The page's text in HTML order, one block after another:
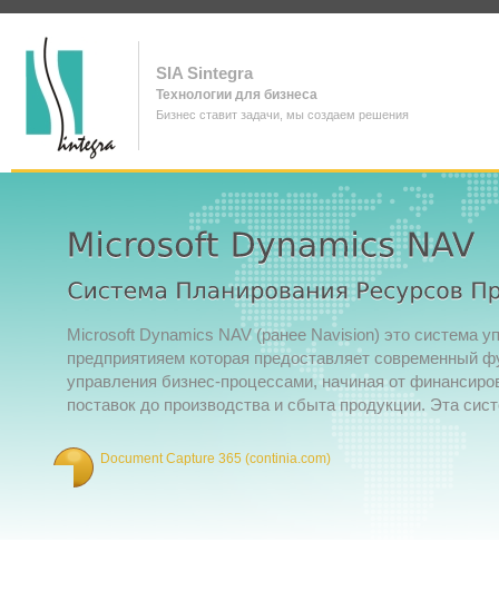
SIA Sintegra
Технологии для бизнеса
Бизнес ставит задачи, мы создаем решения
Microsoft Dynamics NAV (ранее Navision) это система
предприятияем которая предоставляет современный
управления бизнес-процессами, начиная от
поставок до производства и сбыта продукции. Эта
Document Capture 365 (continia.com)